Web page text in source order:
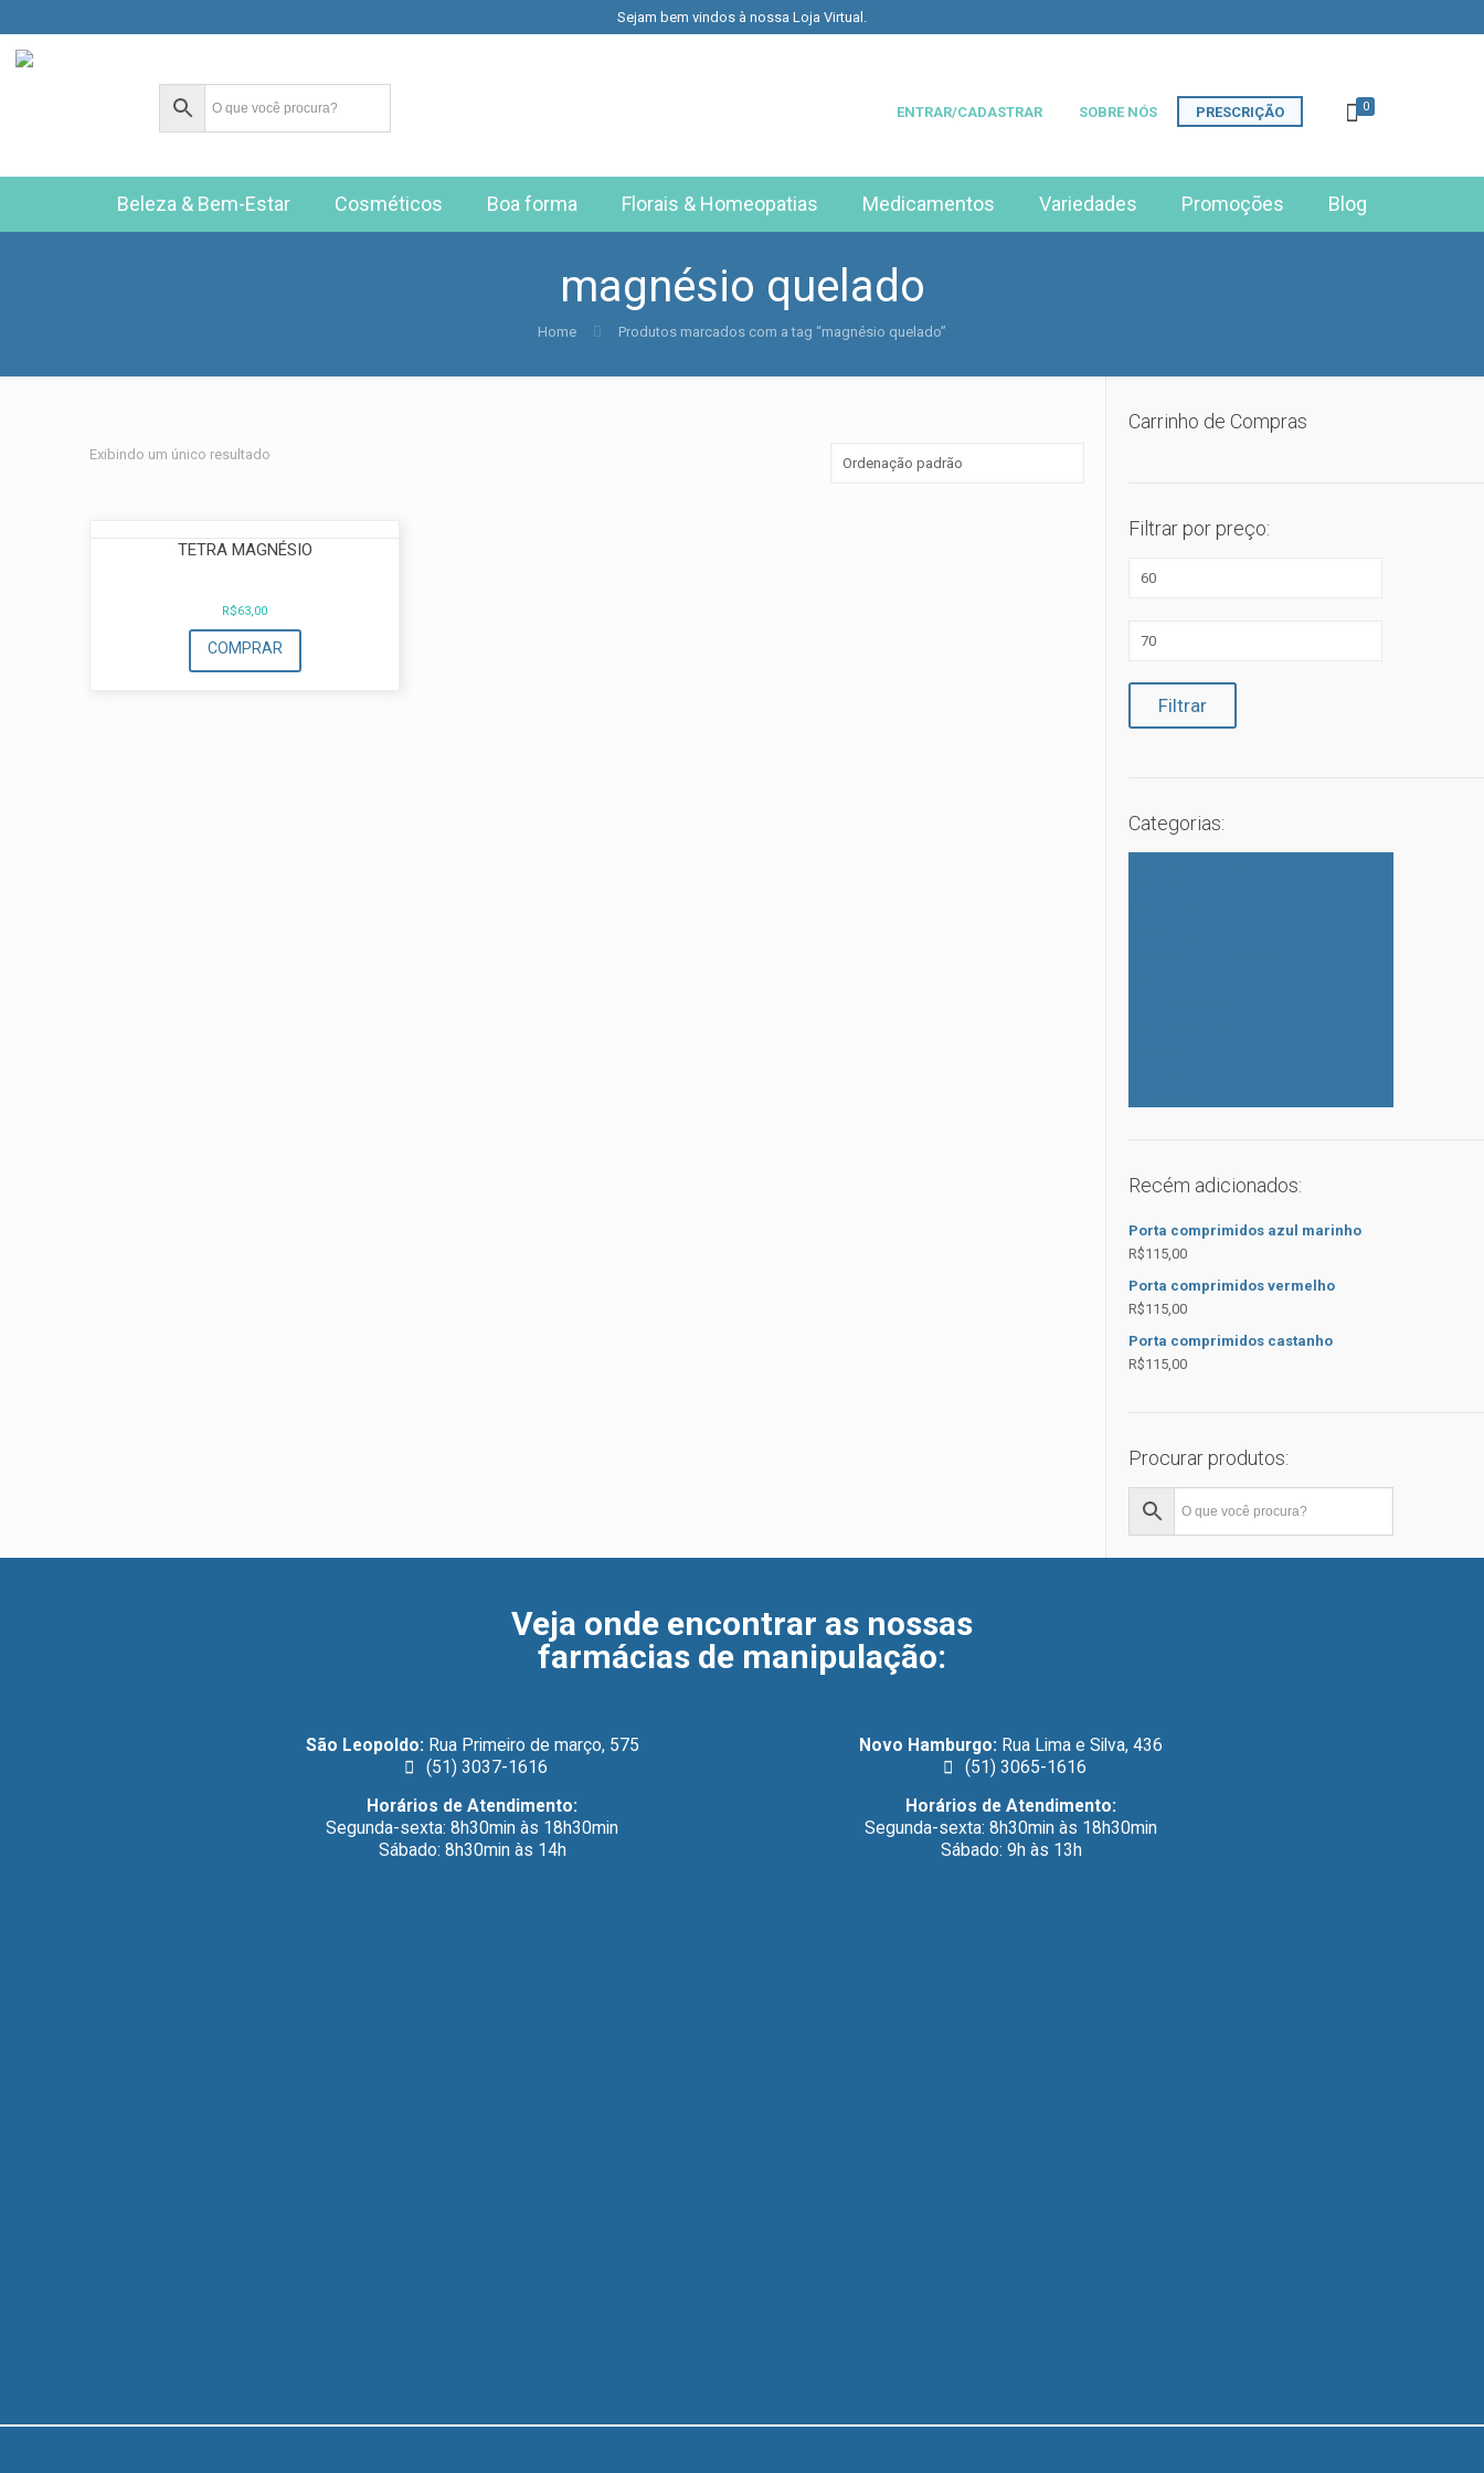
Sejam bem vindos à nossa Loja Virtual.
ENTRAR/CADASTRAR SOBRE NÓS PRESCRIÇÃO
Beleza & Bem-Estar Cosméticos Boa forma Florais & Homeopatias Medicamentos Variedades Promoções Blog
0
magnésio quelado
Home Produtos marcados com a tag “magnésio quelado”
Exibindo um único resultado
TETRA MAGNÉSIO
R$63,00
COMPRAR
Carrinho de Compras
Filtrar por preço:
Preço
Preço
Filtrar
Categorias:
Recém adicionados:
Porta comprimidos azul marinho
R$115,00
Porta comprimidos vermelho
R$115,00
Porta comprimidos castanho
R$115,00
Procurar produtos:
Veja onde encontrar as nossas
farmácias de manipulação:
São Leopoldo: Rua Primeiro de março, 575
(51) 3037-1616
Horários de Atendimento:
Segunda-sexta: 8h30min às 18h30min
Sábado: 8h30min às 14h
Novo Hamburgo: Rua Lima e Silva, 436
(51) 3065-1616
Horários de Atendimento:
Segunda-sexta: 8h30min às 18h30min
Sábado: 9h às 13h